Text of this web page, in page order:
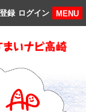
MENU
ログイン
録